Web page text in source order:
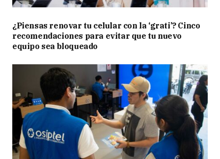
¿Piensas renovar tu celular con la ‘grati’? Cinco
recomendaciones para evitar que tu nuevo
equipo sea bloqueado